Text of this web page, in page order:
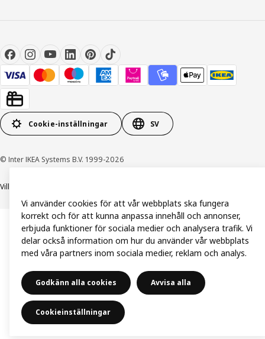
Cookie-inställningar SV
© Inter IKEA Systems B.V. 1999-2026
Villkor
Vi använder cookies för att vår webbplats ska fungera
korrekt och för att kunna anpassa innehåll och annonser,
erbjuda funktioner för sociala medier och analysera trafik. Vi
delar också information om hur du använder vår webbplats
med våra partners inom sociala medier, reklam och analys.
Godkänn alla cookies Avvisa alla
Cookieinställningar